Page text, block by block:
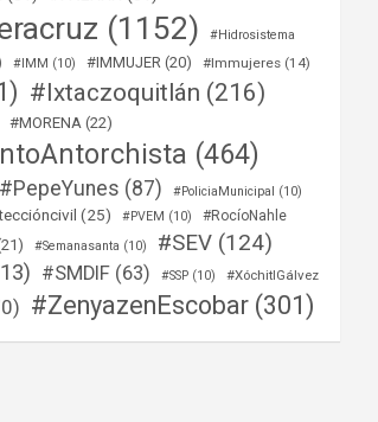
(1152)
#Hidrosistema
#IMM (10) #IMMUJER (20) #Immujeres (14)
#Ixtaczoquitlán (216)
#MORENA (22)
(464)
#PepeYunes (87) #PoliciaMunicipal (10)
(25) #PVEM (10)
#RocíoNahle
#Semanasanta (10) #SEV (124)
#SMDIF (63) #SSP (10) #XóchitlGálvez
#ZenyazenEscobar (301)